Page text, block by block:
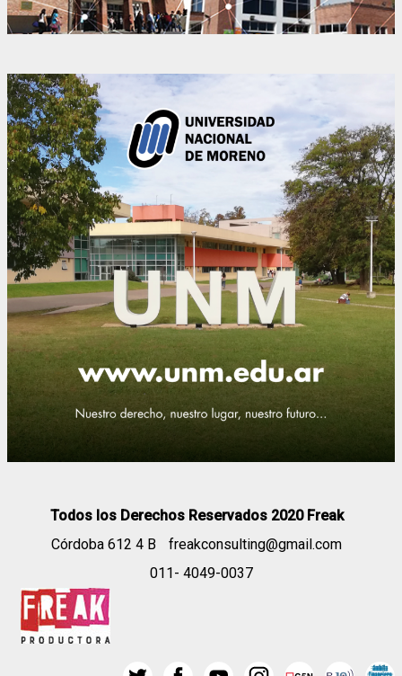
Todos los Derechos Reservados 2020 Freak
Córdoba 612 4 B
freakconsulting@gmail.com
011- 4049-0037